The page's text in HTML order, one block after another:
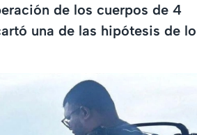
de los cuerpos de 4
una de las hipótesis de lo